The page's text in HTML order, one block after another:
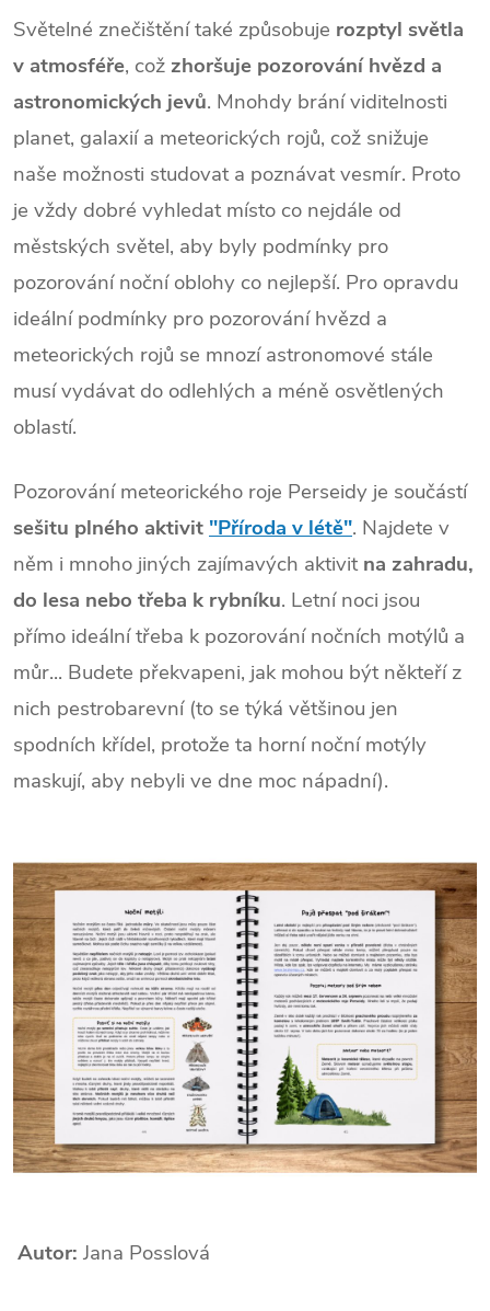
Světelné znečištění také způsobuje rozptyl světla
v atmosféře, což zhoršuje pozorování hvězd a
astronomických jevů. Mnohdy brání viditelnosti
planet, galaxií a meteorických rojů, což snižuje
naše možnosti studovat a poznávat vesmír. Proto
je vždy dobré vyhledat místo co nejdále od
městských světel, aby byly podmínky pro
pozorování noční oblohy co nejlepší. Pro opravdu
ideální podmínky pro pozorování hvězd a
meteorických rojů se mnozí astronomové stále
musí vydávat do odlehlých a méně osvětlených
oblastí.
Pozorování meteorického roje Perseidy je součástí
sešitu plného aktivit "Příroda v létě". Najdete v
něm i mnoho jiných zajímavých aktivitna zahradu,
do lesa nebo třeba k rybníku. Letní noci jsou
přímo ideální třeba k pozorování nočních motýlů a
můr... Budete překvapeni, jak mohou být někteří z
nich pestrobarevní (to se týká většinou jen
spodních křídel, protože ta horní noční motýly
maskují, aby nebyli ve dne moc nápadní).
Autor: Jana Posslová